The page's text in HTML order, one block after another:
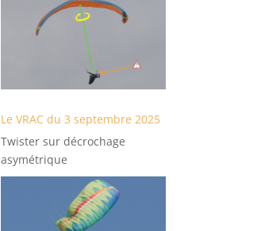
Le VRAC du 3 septembre 2025
Twister sur décrochage
asymétrique